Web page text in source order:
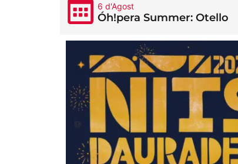
6 d'Agost
Óh!pera Summer: Otello